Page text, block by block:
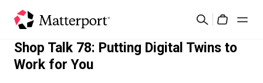
content
検
ソリューション
Shop Talk 78: Putting Digital Twins to
Work for You